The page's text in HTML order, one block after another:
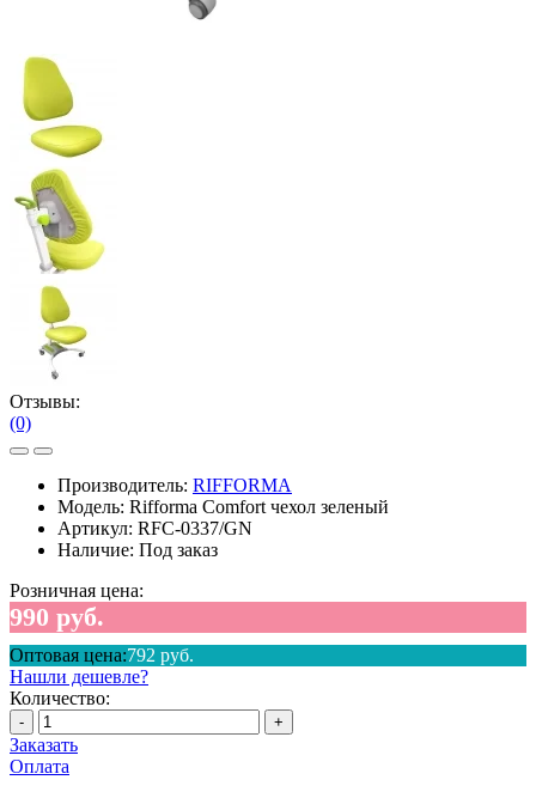
Отзывы:
(0)
Производитель: RIFFORMA
Модель: Rifforma Comfort чехол зеленый
Артикул: RFC-0337/GN
Наличие: Под заказ
Розничная цена:
990 руб.
Оптовая цена:792 руб.
Нашли дешевле?
Количество:
- +
Заказать
Оплата